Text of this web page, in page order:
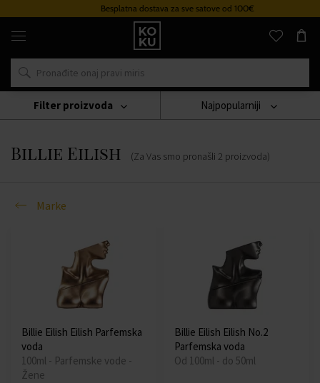
Besplatna dostava za sve satove od 100€
Originalni
parfemi
satovi
na
mjestu
Marke
Billie Eilish
Billie Eilish (Za Vas smo pronašli 2 proizvoda)
Najpopularniji
Marke
Filter proizvoda
Billie Eilish Eilish Parfemska
voda
100ml - Parfemske vode -
Žene
Billie Eilish Eilish No.2
Parfemska voda
Od 100ml - do 50ml